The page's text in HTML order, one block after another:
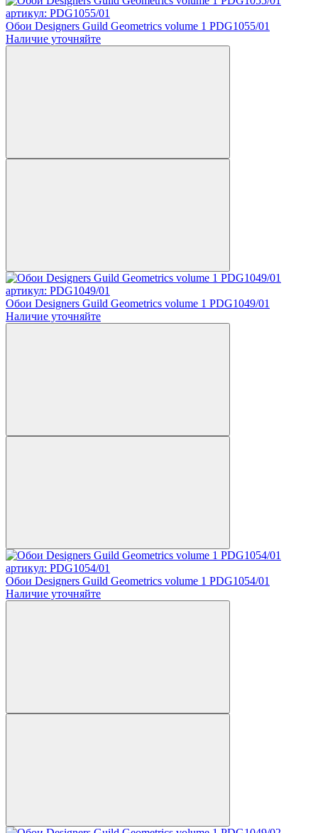
артикул: PDG1055/01
Обои Designers Guild Geometrics volume 1 PDG1055/01
Наличие уточняйте
артикул: PDG1049/01
Обои Designers Guild Geometrics volume 1 PDG1049/01
Наличие уточняйте
артикул: PDG1054/01
Обои Designers Guild Geometrics volume 1 PDG1054/01
Наличие уточняйте